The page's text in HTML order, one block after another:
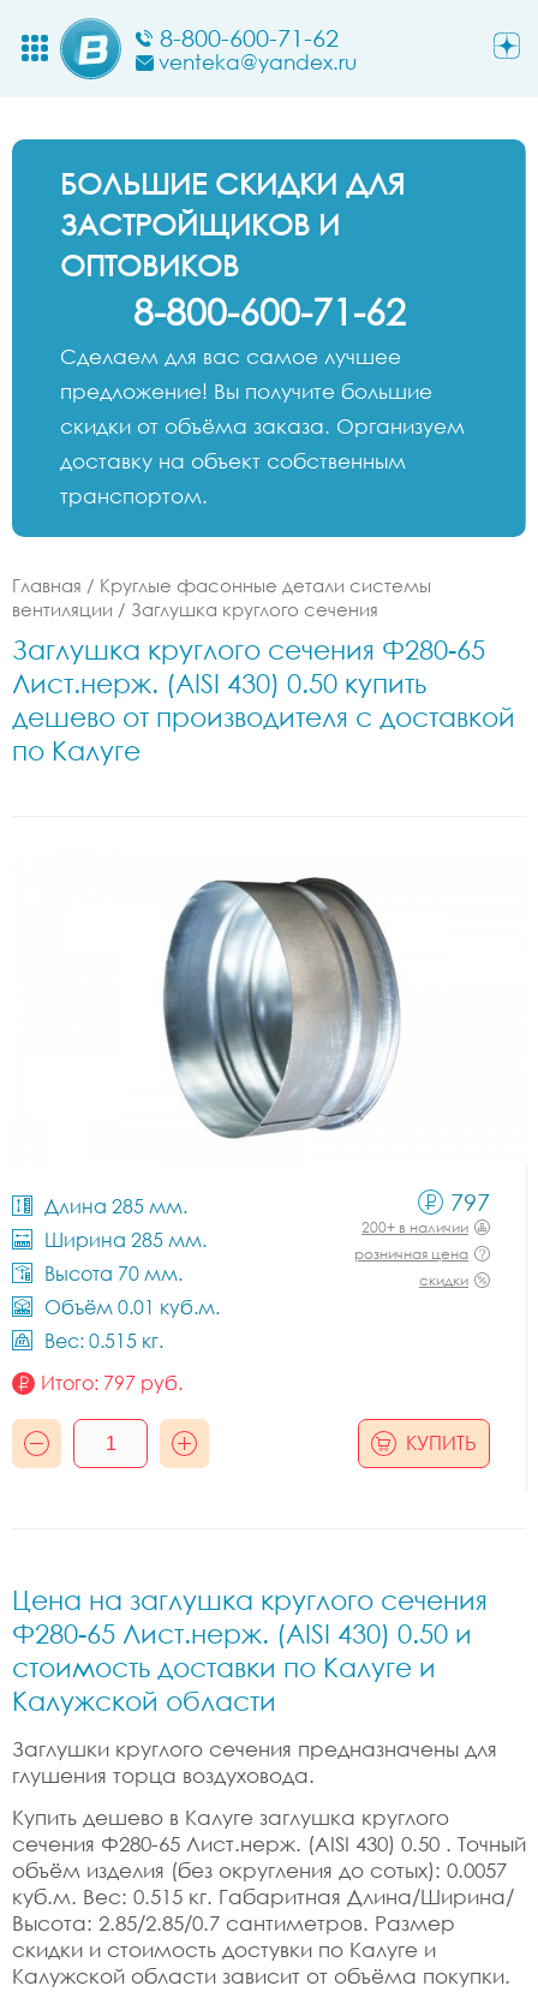
8-800-600-71-62
venteka@yandex.ru
БОЛЬШИЕ СКИДКИ ДЛЯ
ЗАСТРОЙЩИКОВ И
ОПТОВИКОВ
8-800-600-71-62
Сделаем для вас самое лучшее
предложение! Вы получите большие
скидки от объёма заказа. Организуем
доставку на объект собственным
транспортом.
Главная / Круглые фасонные детали системы
вентиляции / Заглушка круглого сечения
Заглушка круглого сечения Ф280-65
Лист.нерж. (AISI 430) 0.50 купить
дешево от производителя с доставкой
по Калуге
Длина 285 мм.
Ширина 285 мм.
Высота 70 мм.
Объём 0.01 куб.м.
Вес: 0.515 кг.
797
200+ в наличии
розничная цена
скидки
Итого: 797 руб.
КУПИТЬ
Цена на заглушка круглого сечения
Ф280-65 Лист.нерж. (AISI 430) 0.50 и
стоимость доставки по Калуге и
Калужской области
Заглушки круглого сечения предназначены для
глушения торца воздуховода.
Купить дешево в Калуге заглушка круглого
сечения Ф280-65 Лист.нерж. (AISI 430) 0.50 . Точный
объём изделия (без округления до сотых): 0.0057
куб.м. Вес: 0.515 кг. Габаритная Длина/Ширина/
Высота: 2.85/2.85/0.7 сантиметров. Размер
скидки и стоимость достувки по Калуге и
Калужской области зависит от объёма покупки.